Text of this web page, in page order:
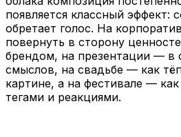
появляется классный эффект:
обретает голос. На
повернуть в сторону
брендом, на презентации — в
смыслов, на свадьбе — как
картине, а на фестивале —
тегами и реакциями.